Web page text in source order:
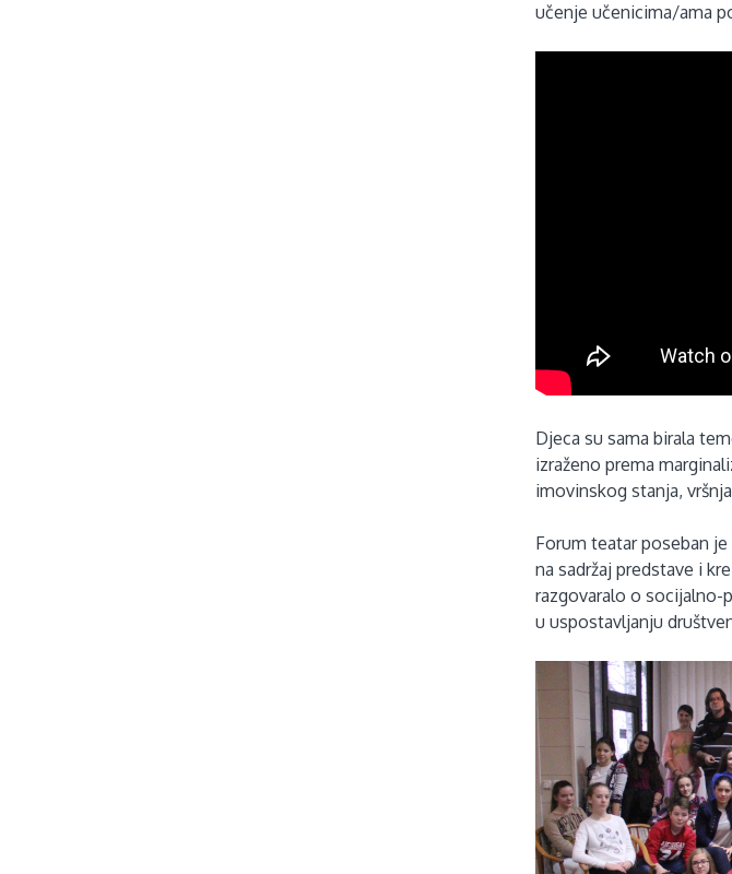
učenje učenicima/ama
Djeca su sama birala
izraženo prema
imovinskog stanja,
Forum teatar poseban
na sadržaj predstave i
razgovaralo o socijalno-
u uspostavljanju